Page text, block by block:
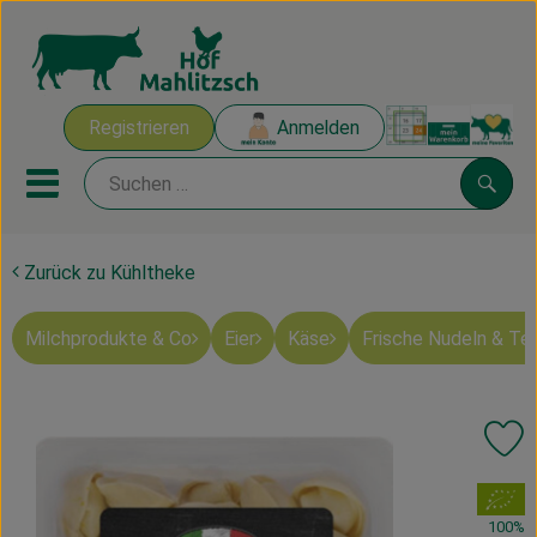
Registrieren Anmelden
Mobiles Menu öffnen oder
Ökokisten
Mahlitzscher Produkte
Obst & Gemüse
Zurück zu Kühltheke
Milchprodukte & Co Eier Käse Frische Nudeln &
, Verband:
100%